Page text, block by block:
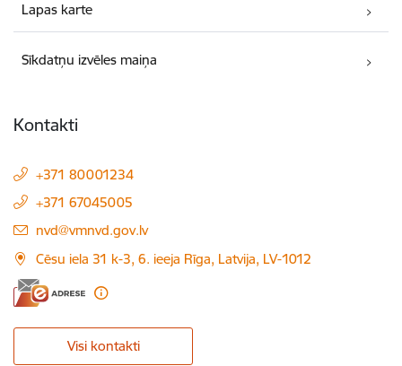
Lapas karte
Sīkdatņu izvēles maiņa
Kontakti
+371 80001234
+371 67045005
E-pasts:
nvd@vmnvd.gov.lv
Cēsu iela 31 k-3, 6. ieeja Rīga, Latvija, LV-1012
Visi kontakti